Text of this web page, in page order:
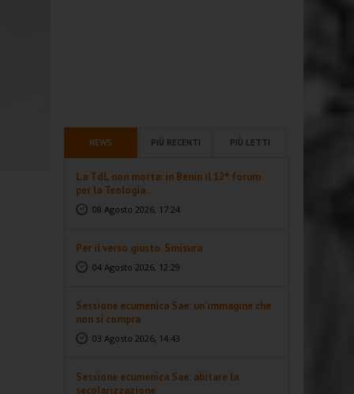
NEWS PIÙ RECENTI PIÙ LETTI
La TdL non morta: in Benin il 12° forum
per la Teologia...
08 Agosto 2026, 17:24
Per il verso giusto. Smisura
04 Agosto 2026, 12:29
Sessione ecumenica Sae: un’immagine che
non si compra
03 Agosto 2026, 14:43
Sessione ecumenica Sae: abitare la
secolarizzazione